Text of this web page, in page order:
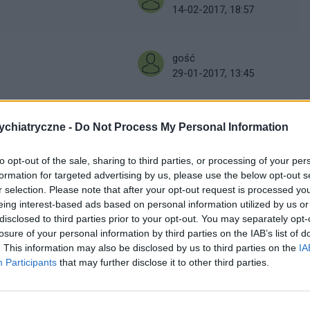
- Do Not Process My Personal Information
opt-out of the sale, sharing to third parties, or processing of your
for targeted advertising by us, please use the below opt-out
selection. Please note that after your opt-out request is processed
interest-based ads based on personal information utilized by us
to third parties prior to your opt-out. You may separately
of your personal information by third parties on the IAB’s list of
This information may also be disclosed by us to third parties on the
Participants that may further disclose it to other third parties.
14-02-2017, 18:57
gość
29-01-2017, 13:45
kaizo
28-11-2016, 02:19
gość
15-09-2016, 21:31
gość
31-08-2016, 07:26